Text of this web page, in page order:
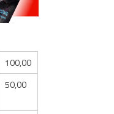
100,00
50,00